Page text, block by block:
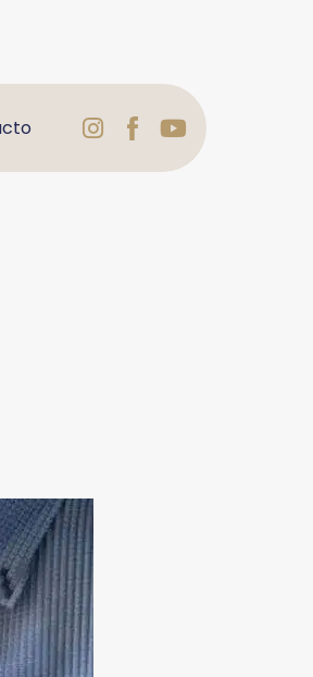
Instagram
Logo
Facebook
Youtube